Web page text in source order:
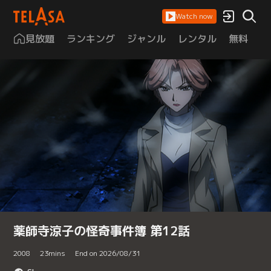
Watch now
見放題 ランキング ジャンル レンタル 無料
薬師寺涼子の怪奇事件簿 第12話
2008 23mins End on 2026/08/31